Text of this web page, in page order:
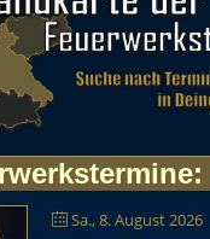
:
Sa., 8. August 2026